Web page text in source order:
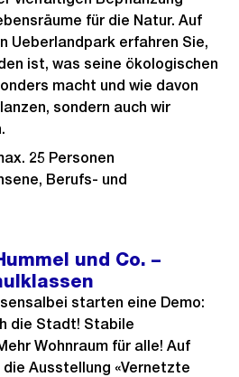
für die Natur. Auf
Ueberlandpark erfahren Sie,
ist, was seine ökologischen
macht und wie davon
sondern auch wir
25 Personen
Berufs- und
und Co. –
starten eine Demo:
die Stadt! Stabile
Wohnraum für alle! Auf
Ausstellung «Vernetzte